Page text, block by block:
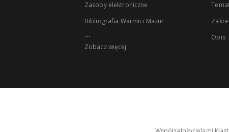
Zasoby elektroniczne
Bibliografia Warmii i Mazur
...
Zobacz więcej
Opis